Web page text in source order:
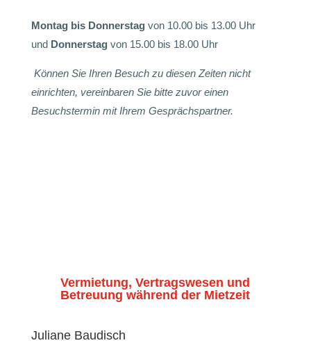
Montag bis Donnerstagvon 10.00 bis 13.00 Uhr
und Donnerstagvon 15.00 bis 18.00 Uhr
Können Sie Ihren Besuch zu diesen Zeiten nicht
einrichten, vereinbaren Sie bitte zuvor einen
Besuchstermin mit Ihrem Gesprächspartner.
Vermietung, Vertragswesen und
Betreuung während der Mietzeit
Juliane Baudisch